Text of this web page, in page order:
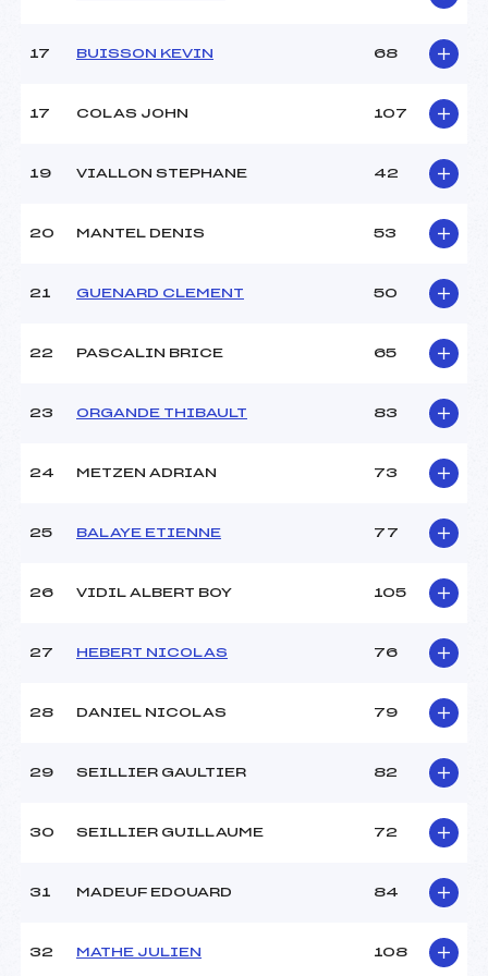
72.6000
Catégorie :
Cad->Mas
17 BUISSON KEVIN 68
17 COLAS JOHN 107
19 VIALLON STEPHANE 42
20 MANTEL DENIS 53
21 GUENARD CLEMENT 50
22 PASCALIN BRICE 65
23 ORGANDE THIBAULT 83
24 METZEN ADRIAN 73
25 BALAYE ETIENNE 77
26 VIDIL ALBERT BOY 105
27 HEBERT NICOLAS 76
28 DANIEL NICOLAS 79
29 SEILLIER GAULTIER 82
30 SEILLIER GUILLAUME 72
31 MADEUF EDOUARD 84
32 MATHE JULIEN 108